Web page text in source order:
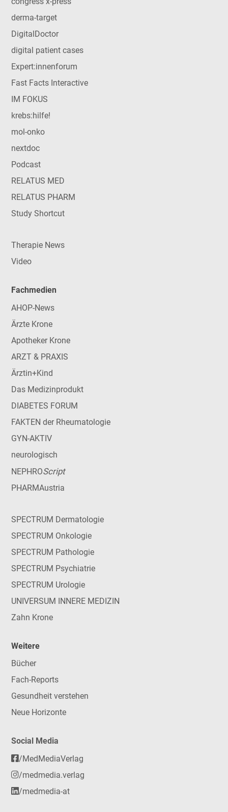
derma-target
DigitalDoctor
digital patient cases
Expert:innenforum
Fast Facts Interactive
IM FOKUS
krebs:hilfe!
mol-onko
nextdoc
Podcast
RELATUS MED
RELATUS PHARM
Study Shortcut
Therapie News
Video
Fachmedien
AHOP-News
Ärzte Krone
Apotheker Krone
ARZT & PRAXIS
Ärztin+Kind
Das Medizinprodukt
DIABETES FORUM
FAKTEN der Rheumatologie
GYN-AKTIV
neurologisch
NEPHROScript
PHARMAustria
SPECTRUM Dermatologie
SPECTRUM Onkologie
SPECTRUM Pathologie
SPECTRUM Psychiatrie
SPECTRUM Urologie
UNIVERSUM INNERE MEDIZIN
Zahn Krone
Weitere
Bücher
Fach-Reports
Gesundheit verstehen
Neue Horizonte
Social Media
/MedMediaVerlag
/medmedia.verlag
/medmedia-at